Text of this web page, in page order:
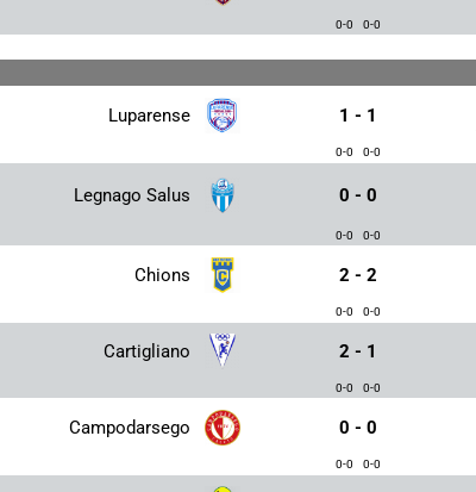
0-0 0-0
Luparense 1 - 1
0-0 0-0
Legnago Salus 0 - 0
0-0 0-0
Chions 2 - 2
0-0 0-0
Cartigliano 2 - 1
0-0 0-0
Campodarsego 0 - 0
0-0 0-0